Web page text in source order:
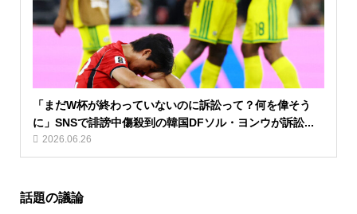
「まだW杯が終わっていないのに訴訟って？何を偉そう
に」SNSで誹謗中傷殺到の韓国DFソル・ヨンウが訴訟...
2026.06.26
話題の議論